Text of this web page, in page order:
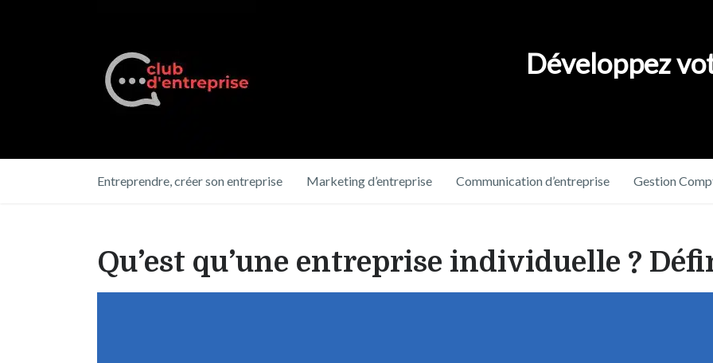
Développez
Entreprendre, créer son entreprise Marketing d’entreprise Communication d’entreprise Gestion
Qu’est qu’une entreprise individuelle ?